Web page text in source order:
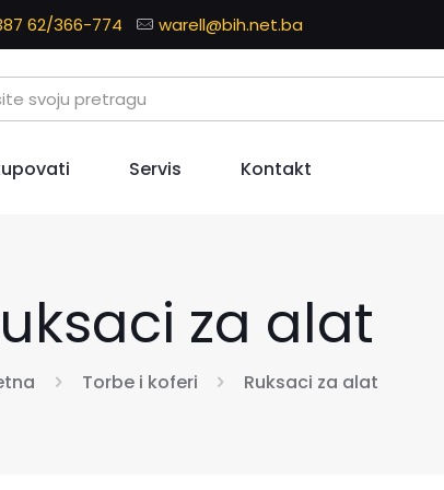
62/366-774 warell@bih.net.ba
Servis Kontakt
za alat
Torbe i koferi Ruksaci za alat